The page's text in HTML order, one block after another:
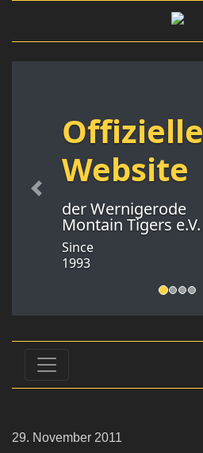
Offizielle
Website
der Wernigerode
Montain Tigers e.V.
Since
1993
Previous
29. November 2011